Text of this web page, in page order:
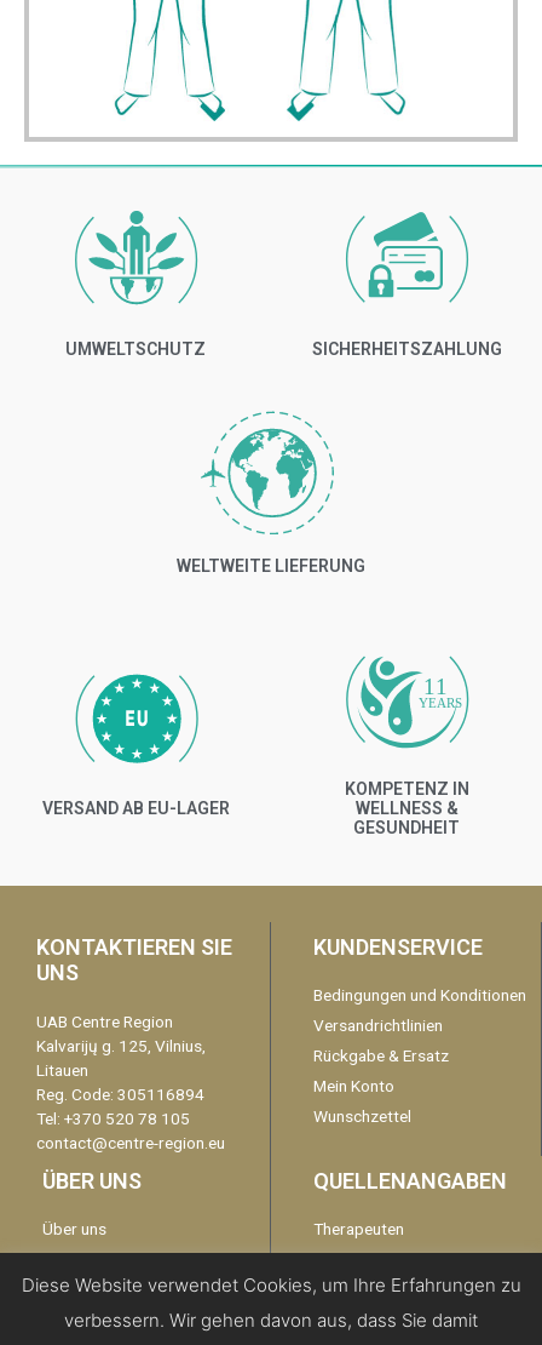
UMWELTSCHUTZ SICHERHEITSZAHLUNG
WELTWEITE LIEFERUNG
VERSAND AB EU-LAGER
11
YEARS
KOMPETENZ IN
WELLNESS &
GESUNDHEIT
KONTAKTIEREN SIE
UNS
UAB Centre Region
Kalvarijų g. 125, Vilnius,
Litauen
Reg. Code: 305116894
Tel: +370 520 78 105
contact@centre-region.eu
KUNDENSERVICE
Bedingungen und Konditionen
Versandrichtlinien
Rückgabe & Ersatz
Mein Konto
Wunschzettel
ÜBER UNS
Über uns
Garantie
Disclaimer
Datenschutzerklärung
QUELLENANGABEN
Therapeuten
kontaktieren Sie uns
Diese Website verwendet Cookies, um Ihre Erfahrungen zu
verbessern. Wir gehen davon aus, dass Sie damit